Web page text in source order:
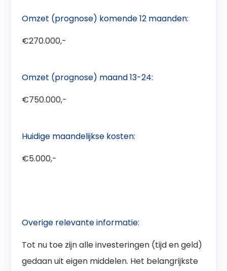
Omzet (prognose) komende 12 maanden:
€270.000,-
Omzet (prognose) maand 13-24:
€750.000,-
Huidige maandelijkse kosten:
€5.000,-
Overige relevante informatie:
Tot nu toe zijn alle investeringen (tijd en geld)
gedaan uit eigen middelen. Het belangrijkste